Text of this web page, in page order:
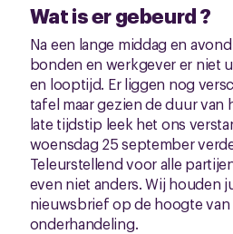
Wat is er gebeurd ?
Na een lange middag en
bonden en werkgever er niet
en looptijd. Er liggen nog
tafel maar gezien de duur van
late tijdstip leek het ons
woensdag 25 september
Teleurstellend voor alle
even niet anders. Wij houden
nieuwsbrief op de hoogte
onderhandeling.